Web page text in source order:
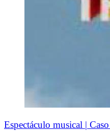
Espectáculo musical |